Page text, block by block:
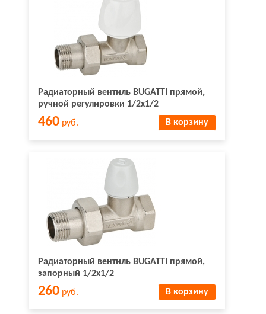
Радиаторный вентиль BUGATTI прямой,
ручной регулировки 1/2х1/2
460 руб. В корзину
Радиаторный вентиль BUGATTI прямой,
запорный 1/2х1/2
260 руб. В корзину